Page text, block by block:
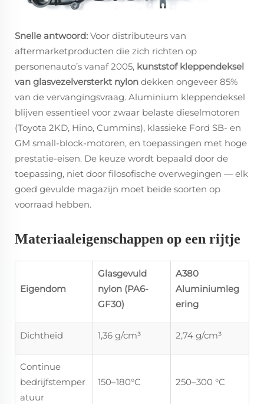
Snelle antwoord: Voor distributeurs van
aftermarketproducten die zich richten op
personenauto’s vanaf 2005, kunststof kleppendeksel
van glasvezelversterkt nylon dekken ongeveer 85%
van de vervangingsvraag. Aluminium kleppendeksel
blijven essentieel voor zwaar belaste dieselmotoren
(Toyota 2KD, Hino, Cummins), klassieke Ford SB- en
GM small-block-motoren, en toepassingen met hoge
prestatie-eisen. De keuze wordt bepaald door de
toepassing, niet door filosofische overwegingen — elk
goed gevulde magazijn moet beide soorten op
voorraad hebben.
Materiaaleigenschappen op een rijtje
Eigendom
Glasgevuld
nylon (PA6-
GF30)
A380
Aluminiumleg
ering
Dichtheid 1,36 g/cm³ 2,74 g/cm³
Continue
bedrijfstemper
atuur
150–180°C 250–300 °C